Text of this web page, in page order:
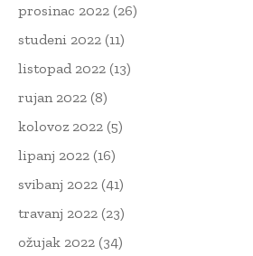
prosinac 2022 (26)
studeni 2022 (11)
listopad 2022 (13)
rujan 2022 (8)
kolovoz 2022 (5)
lipanj 2022 (16)
svibanj 2022 (41)
travanj 2022 (23)
ožujak 2022 (34)